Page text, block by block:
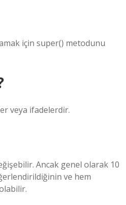
için super() metodunu
veya ifadelerdir.
Ancak genel olarak 10
ve hem